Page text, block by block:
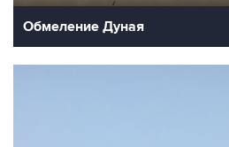
Обмеление Дуная